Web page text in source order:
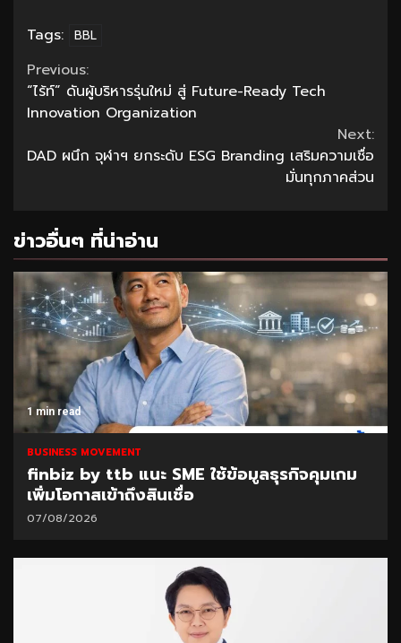
Tags: BBL
Continue
Reading
Previous:
“ไร้ท์” ดันผู้บริหารรุ่นใหม่ สู่ Future-Ready Tech
Innovation Organization
Next:
DAD ผนึก จุฬาฯ ยกระดับ ESG Branding เสริมความเชื่อ
มั่นทุกภาคส่วน
ข่าวอื่นๆ ที่น่าอ่าน
1 min read
BUSINESS MOVEMENT
finbiz by ttb แนะ SME ใช้ข้อมูลธุรกิจคุมเกม
เพิ่มโอกาสเข้าถึงสินเชื่อ
07/08/2026